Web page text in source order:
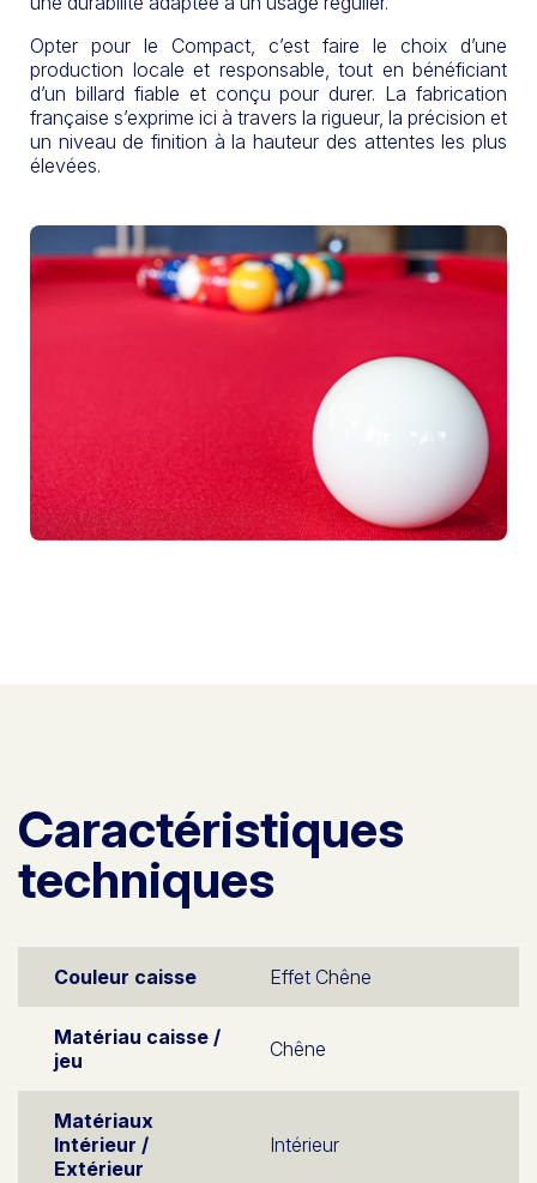
Opter pour le Compact, c’est faire le choix d’une
production locale et responsable, tout en bénéficiant
d’un billard fiable et conçu pour durer. La fabrication
française s’exprime ici à travers la rigueur, la précision et
un niveau de finition à la hauteur des attentes les plus
élevées.
Caractéristiques
techniques
Couleur caisse Effet Chêne
Matériau caisse /
jeu
Chêne
Matériaux
Intérieur /
Extérieur
Intérieur